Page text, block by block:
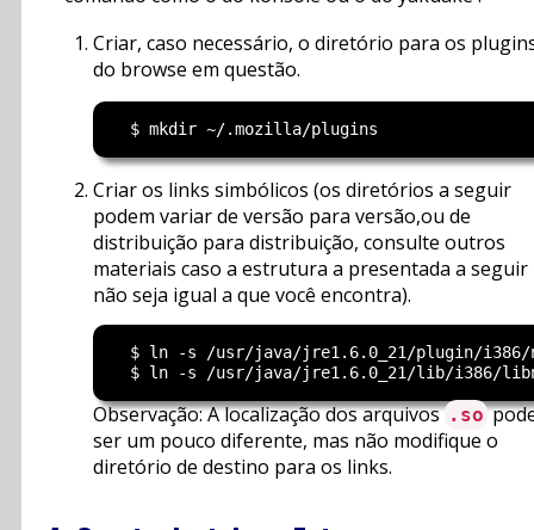
Criar, caso necessário, o diretório para os
do browse em questão.
Criar os links simbólicos (os diretórios a seguir
podem variar de versão para versão,ou de
distribuição para distribuição, consulte outros
materiais caso a estrutura a presentada a seguir
não seja igual a que você encontra).
$ ln -s /usr/java/jre1.6.0_21/plugin/
Observação: A localização dos arquivos .so
ser um pouco diferente, mas não modifique o
diretório de destino para os links.